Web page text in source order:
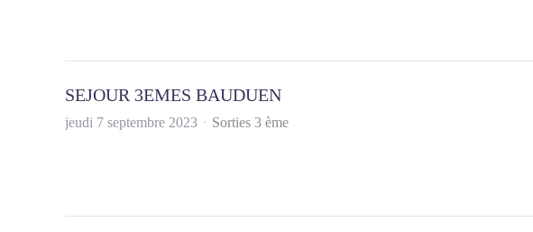
SEJOUR 3EMES BAUDUEN
jeudi 7 septembre 2023 Sorties 3 ème